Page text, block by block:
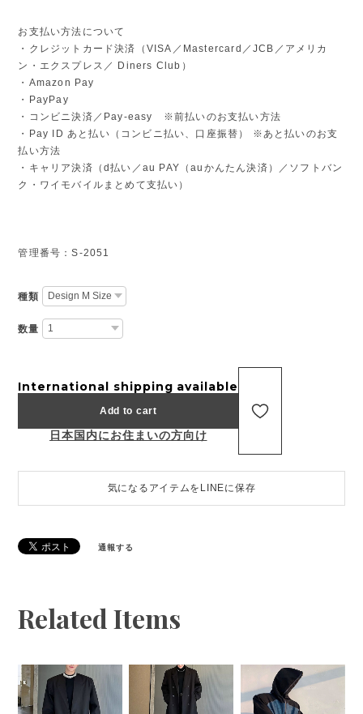
お支払い方法について
・クレジットカード決済（VISA／Mastercard／JCB／アメリカ
ン・エクスプレス／ Diners Club）
・Amazon Pay
・PayPay
・コンビニ決済／Pay-easy ※前払いのお支払い方法
・Pay ID あと払い（コンビニ払い、口座振替） ※あと払いのお支
払い方法
・キャリア決済（d払い／au PAY（auかんたん決済）／ソフトバン
ク・ワイモバイルまとめて支払い）
管理番号：S-2051
種類
数量
International shipping available
Add to cart
日本国内にお住まいの方向け
気になるアイテムをLINEに保存
通報する
Related Items